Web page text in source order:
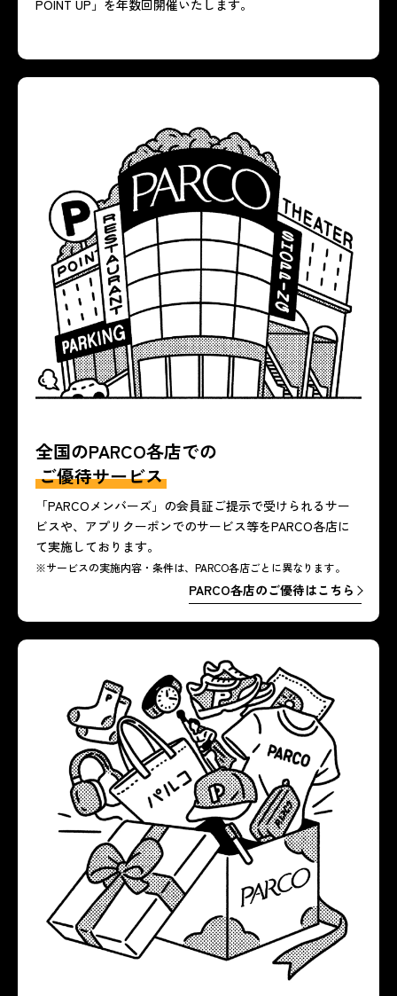
POINT UP」を年数回開催いたします。
全国のPARCO各店での
ご優待サービス
「PARCOメンバーズ」の会員証ご提示で受けられるサー
ビスや、アプリクーポンでのサービス等をPARCO各店に
て実施しております。
※サービスの実施内容・条件は、PARCO各店ごとに異なります。
PARCO各店のご優待はこちら
PARCO各店のご優待はこちら